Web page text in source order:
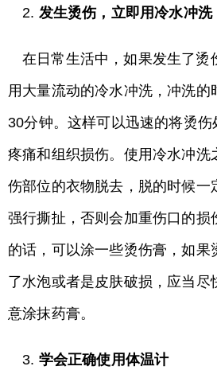
2. 发生烫伤，立即用冷水冲洗
在日常生活中，如果发生了烫
用大量流动的冷水冲洗，冲洗的
30分钟。这样可以迅速的将烫
疼痛和组织损伤。使用冷水冲洗
伤部位的衣物脱去，脱的时候一
强行撕扯，否则会加重伤口的损
的话，可以涂一些烫伤膏，如果
了水泡或者是皮肤破损，应当尽
意涂抹药膏。
3. 学会正确使用体温计